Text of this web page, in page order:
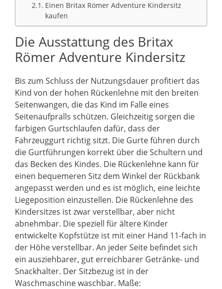
Einen Britax Römer Adventure Kindersitz
kaufen
Die Ausstattung des Britax
Römer Adventure Kindersitz
Bis zum Schluss der Nutzungsdauer profitiert das
Kind von der hohen Rückenlehne mit den breiten
Seitenwangen, die das Kind im Falle eines
Seitenaufpralls schützen. Gleichzeitig sorgen die
farbigen Gurtschlaufen dafür, dass der
Fahrzeuggurt richtig sitzt. Die Gurte führen durch
die Gurtführungen korrekt über die Schultern und
das Becken des Kindes. Die Rückenlehne kann für
einen bequemeren Sitz dem Winkel der Rückbank
angepasst werden und es ist möglich, eine leichte
Liegeposition einzustellen. Die Rückenlehne des
Kindersitzes ist zwar verstellbar, aber nicht
abnehmbar. Die speziell für ältere Kinder
entwickelte Kopfstütze ist mit einer Hand 11-fach in
der Höhe verstellbar. An jeder Seite befindet sich
ein ausziehbarer, gut erreichbarer Getränke- und
Snackhalter. Der Sitzbezug ist in der
Waschmaschine waschbar. Maße: